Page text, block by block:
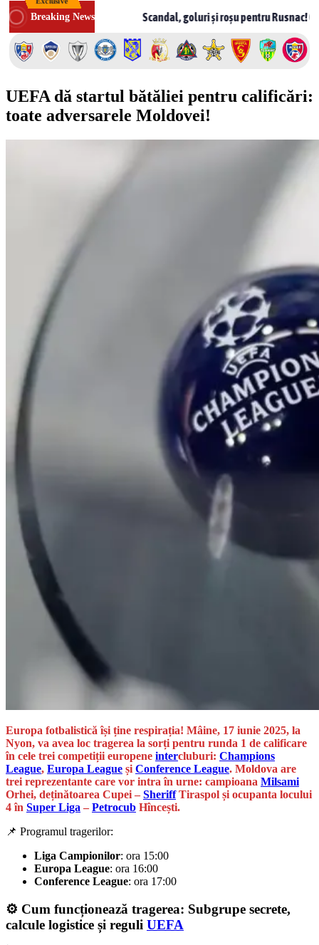
Skip
to
content
Breaking NewsScandal, goluri și roșu pentru Rusnac! CSF Bălți –
UEFA dă startul bătăliei pentru calificări:
toate adversarele Moldovei!
Europa fotbalistică își ține respirația! Mâine, 17 iunie 2025, la
Nyon, va avea loc tragerea la sorți pentru runda 1 de calificare
în cele trei competiții europene intercluburi: Champions
League, Europa League și Conference League. Moldova are
trei reprezentante care vor intra în urne: campioana Milsami
Orhei, deținătoarea Cupei – SheriffTiraspol și ocupanta locului
4 în Super Liga – Petrocub Hîncești.
📌 Programul tragerilor:
Liga Campionilor: ora 15:00
Europa League: ora 16:00
Conference League: ora 17:00
⚙️ Cum funcționează tragerea: Subgrupe secrete,
calcule logistice și reguli UEFA